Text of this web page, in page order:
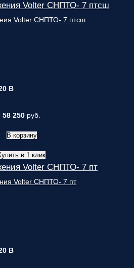
Volter СНПТО- 7 птсш
В
58 250 руб.
В корзину
в 1 клик
Volter СНПТО- 7 пт
В